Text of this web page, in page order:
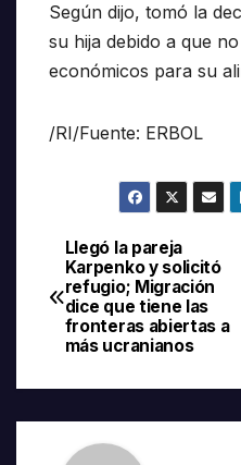
Según dijo, tomó la
su hija debido a que
económicos para su
/RI/Fuente: ERBOL
Navegación
de
entradas
Llegó la pareja
Karpenko y solicitó
refugio; Migración
dice que tiene las
fronteras abiertas a
más ucranianos